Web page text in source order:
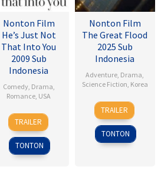
Nonton Film
He’s Just Not
That Into You
2009 Sub
Indonesia
Comedy, Drama,
Romance, USA
6
Feb
2009
Ken
Kwapis
TRAILER
TONTON
Nonton Film
The Great Flood
2025 Sub
Indonesia
Adventure, Drama,
Science Fiction, Korea
18
Sep
2025
Kim
Byung-
woo
TRAILER
TONTON